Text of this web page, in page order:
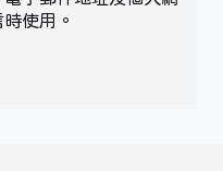
使用。